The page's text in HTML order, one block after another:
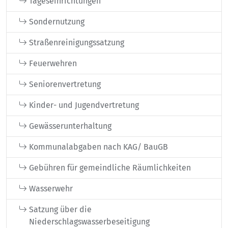
Sondernutzung
Straßenreinigungssatzung
Feuerwehren
Seniorenvertretung
Kinder- und Jugendvertretung
Gewässerunterhaltung
Kommunalabgaben nach KAG/ BauGB
Gebühren für gemeindliche Räumlichkeiten
Wasserwehr
Satzung über die
Niederschlagswasserbeseitigung